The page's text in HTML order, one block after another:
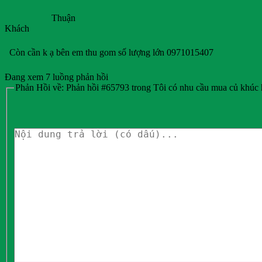
Thuận
Khách
Còn cần k ạ bên em thu gom số lượng lớn 0971015407
Đang xem 7 luồng phản hồi
Phản Hồi về: Phản hồi #65793 trong Tôi có nhu cầu mua củ